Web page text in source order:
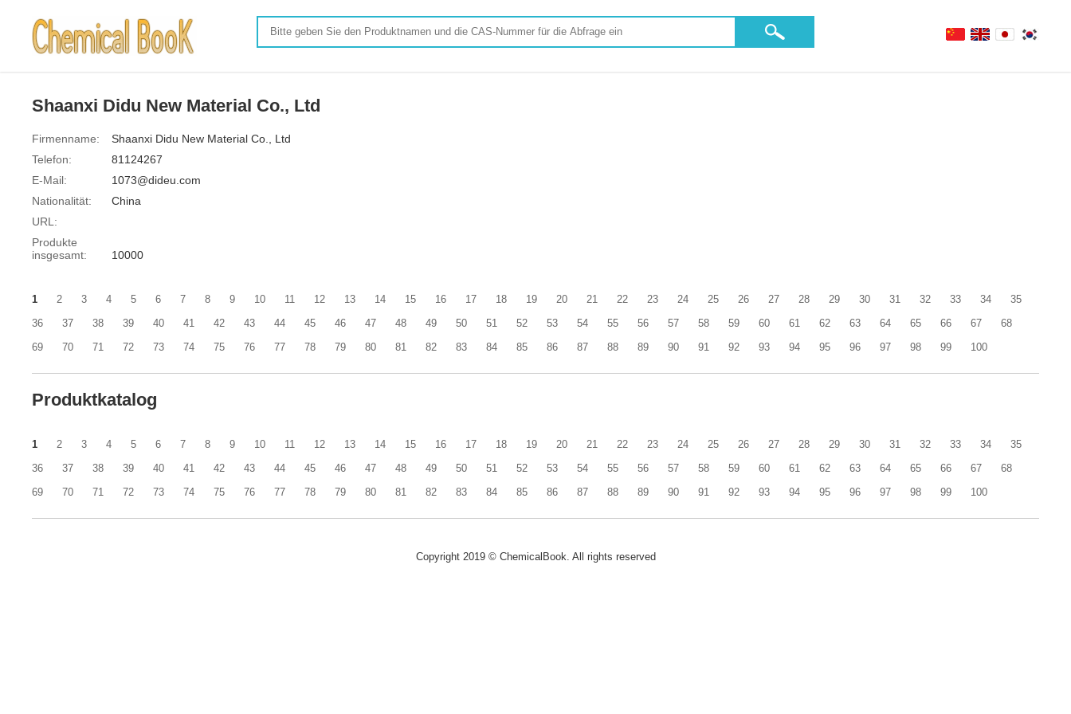
Shaanxi Didu New Material Co., Ltd
Firmenname:
Shaanxi Didu New Material Co., Ltd
Telefon:
81124267
E-Mail:
1073@dideu.com
Nationalität:
China
URL:
Produkte
insgesamt:
10000
1 2 3 4 5 6 7 8 9 10 11 12 13 14 15 16 17 18 19 20 21 22 23 24 25 26 27 28 29 30 31 32 33 34
35
36
37 38 39 40 41 42 43 44 45 46 47 48 49 50 51 52 53 54 55 56 57 58 59 60 61 62 63 64 65 66 67
68
69
70 71 72 73 74 75 76 77 78 79 80 81 82 83 84 85 86 87 88 89 90 91 92 93 94 95 96 97 98 99 100
Produktkatalog
1 2 3 4 5 6 7 8 9 10 11 12 13 14 15 16 17 18 19 20 21 22 23 24 25 26 27 28 29 30 31 32 33 34
35
36
37 38 39 40 41 42 43 44 45 46 47 48 49 50 51 52 53 54 55 56 57 58 59 60 61 62 63 64 65 66 67
68
69
70 71 72 73 74 75 76 77 78 79 80 81 82 83 84 85 86 87 88 89 90 91 92 93 94 95 96 97 98 99 100
Copyright 2019 © ChemicalBook. All rights reserved